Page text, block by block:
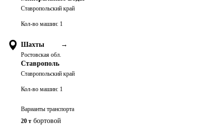
Ставропольский край
Кол-во машин: 1
Шахты →
Ростовская обл.
Ставрополь
Ставропольский край
Кол-во машин: 1
Варианты транспорта
20 т бортовой